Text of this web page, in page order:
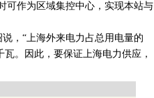
可作为区域集控中心，实现本站与
，“上海外来电力占总用电量的
。因此，要保证上海电力供应，